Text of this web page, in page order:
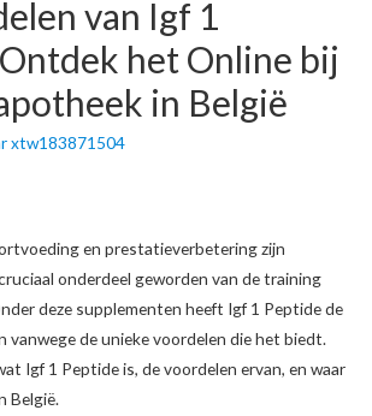
van Igf 1
het Online bij
in België
xtw183871504
en prestatieverbetering zijn
onderdeel geworden van de training
deze supplementen heeft Igf 1 Peptide de
vanwege de unieke voordelen die het biedt.
Igf 1 Peptide is, de voordelen ervan, en waar
België.